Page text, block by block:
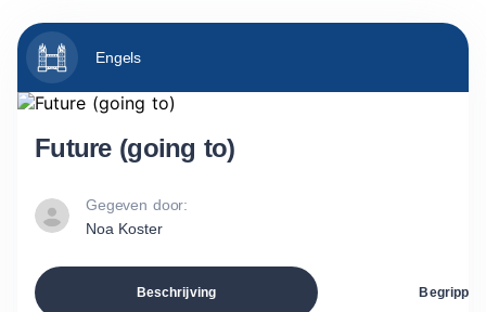
vakken.
vakken.
Engels
Future (going to)
Gegeven door:
Noa Koster
Beschrijving Begrippen